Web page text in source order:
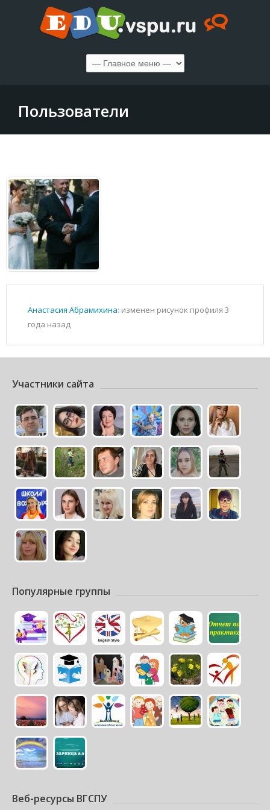
Пользователи
Анастасия Абрамихина: изменен рисунок профиля 3
года назад
Участники сайта
Популярные группы
Веб-ресурсы ВГСПУ